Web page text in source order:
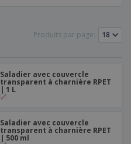
Produits par page:
Saladier avec couvercle
transparent à charnière RPET
| 1 L
Saladier avec couvercle
transparent à charnière RPET
| 500 ml